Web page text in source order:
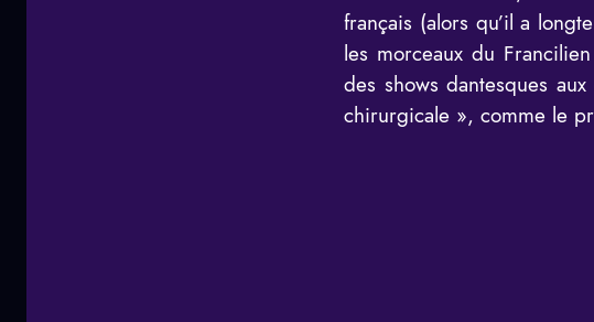
français (alors qu’il a
les morceaux du
des shows dantesques
chirurgicale », comme le